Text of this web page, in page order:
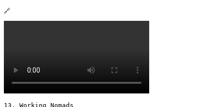
🔗
13. Working Nomads